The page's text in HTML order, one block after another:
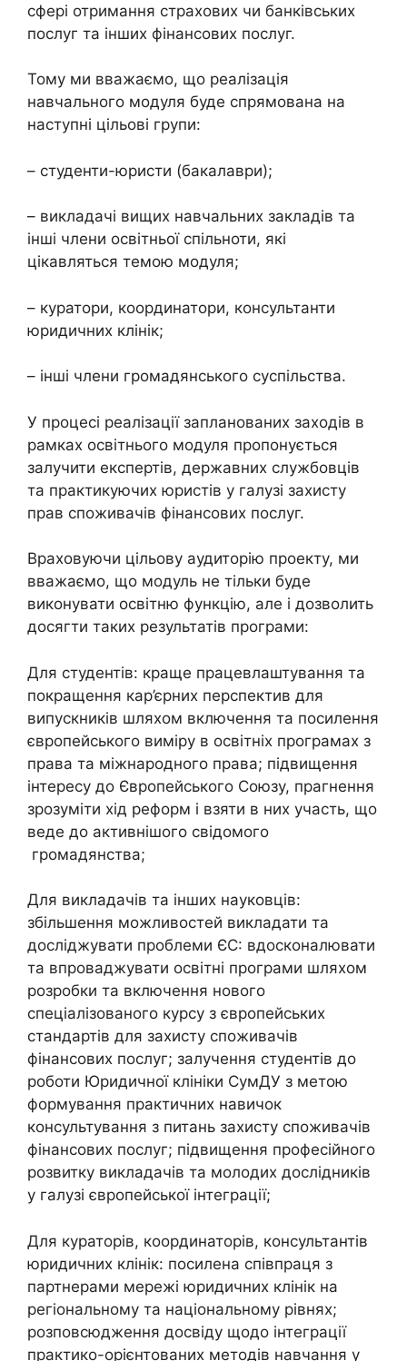
сфері отримання страхових чи банківських
послуг та інших фінансових послуг.
Тому ми вважаємо, що реалізація
навчального модуля буде спрямована на
наступні цільові групи:
– студенти-юристи (бакалаври);
– викладачі вищих навчальних закладів та
інші члени освітньої спільноти, які
цікавляться темою модуля;
– куратори, координатори, консультанти
юридичних клінік;
– інші члени громадянського суспільства.
У процесі реалізації запланованих заходів в
рамках освітнього модуля пропонується
залучити експертів, державних службовців
та практикуючих юристів у галузі захисту
прав споживачів фінансових послуг.
Враховуючи цільову аудиторію проекту, ми
вважаємо, що модуль не тільки буде
виконувати освітню функцію, але і дозволить
досягти таких результатів програми:
Для студентів: краще працевлаштування та
покращення кар’єрних перспектив для
випускників шляхом включення та посилення
європейського виміру в освітніх програмах з
права та міжнародного права; підвищення
інтересу до Європейського Союзу, прагнення
зрозуміти хід реформ і взяти в них участь, що
веде до активнішого свідомого
громадянства;
Для викладачів та інших науковців:
збільшення можливостей викладати та
досліджувати проблеми ЄС: вдосконалювати
та впроваджувати освітні програми шляхом
розробки та включення нового
спеціалізованого курсу з європейських
стандартів для захисту споживачів
фінансових послуг; залучення студентів до
роботи Юридичної клініки СумДУ з метою
формування практичних навичок
консультування з питань захисту споживачів
фінансових послуг; підвищення професійного
розвитку викладачів та молодих дослідників
у галузі європейської інтеграції;
Для кураторів, координаторів, консультантів
юридичних клінік: посилена співпраця з
партнерами мережі юридичних клінік на
регіональному та національному рівнях;
розповсюдження досвіду щодо інтеграції
практико-орієнтованих методів навчання у